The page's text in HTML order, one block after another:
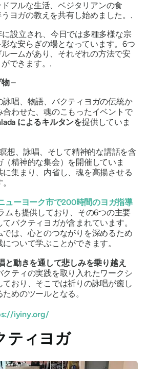
フルな生活、ベジタリアンの食
ヨガの教えを共有し始めました。.
に設立され、今日では多種多様な宗
な安らぎの場となっています。6つ
ームがあり、それぞれの方法で安
できます。.
–
詠唱、物語、バクティヨガの伝統か
合わせた、魂のこもったイベントで
によるキルタンを提供していま
想、詠唱、そして精神的な講話を含
（精神的な集会）を開催していま
に集まり、内省し、魂を高揚させる
ューヨーク市で200時間のヨガ指導
ムも提供しており、その6つの主要
バクティヨガが含まれています。
では、心とのつながりを深めるため
ついて学ぶことができます。
と動きを通して悲しみを乗り越え
クティの実践を取り入れたワークシ
ており、そこでは祈りの詠唱が癒し
めのツールとなる。
iyiny.org/
ティヨガ